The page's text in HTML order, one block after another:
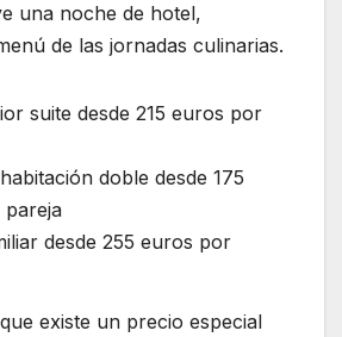
una noche de hotel,
de las jornadas culinarias.
suite desde 215 euros por
doble desde 175
desde 255 euros por
existe un precio especial